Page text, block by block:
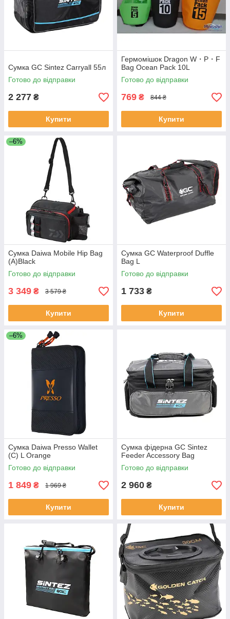
Сумка GC Sintez Carryall 55л
Готово до відправки
2 277 ₴
Купити
Гермомішок Dragon W・P・F
Bag Ocean Pack 10L
Готово до відправки
769 ₴ 844 ₴
Купити
–6%
Сумка Daiwa Mobile Hip Bag
(A)Black
Готово до відправки
3 349 ₴ 3 579 ₴
Купити
Сумка GC Waterproof Duffle
Bag L
Готово до відправки
1 733 ₴
Купити
–6%
Сумка Daiwa Presso Wallet
(C) L Orange
Готово до відправки
1 849 ₴ 1 969 ₴
Купити
Сумка фідерна GC Sintez
Feeder Accessory Bag
Готово до відправки
2 960 ₴
Купити